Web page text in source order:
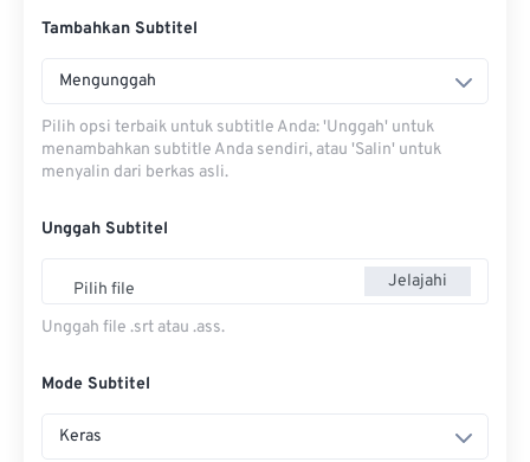
Tambahkan Subtitel
Mengunggah
Pilih opsi terbaik untuk subtitle Anda: 'Unggah' untuk
menambahkan subtitle Anda sendiri, atau 'Salin' untuk
menyalin dari berkas asli.
Unggah Subtitel
Pilih file Jelajahi
Unggah file .srt atau .ass.
Mode Subtitel
Keras